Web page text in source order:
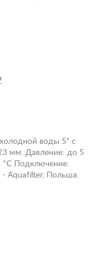
воды 5" с
мм. Давление: до 5
°С Подключение:
- Aquafilter, Польша.